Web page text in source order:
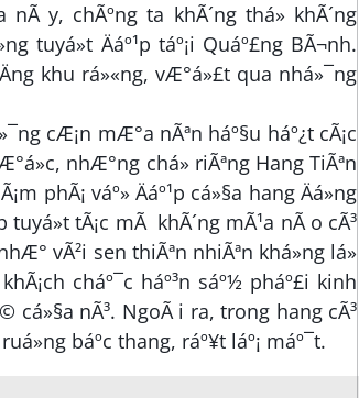
nÃ y, chÃºng ta khÃ´ng thá» khÃ´ng
tuyá»t Äáº¹p táº¡i Quáº£ng BÃ¬nh.
khu rá»«ng, vÆ°á»£t qua nhá»¯ng
cÆ¡n mÆ°a nÃªn háº§u háº¿t cÃ¡c
nhÆ°ng chá» riÃªng Hang TiÃªn
phÃ¡ váº» Äáº¹p cá»§a hang Äá»ng
tuyá»t tÃ¡c mÃ khÃ´ng mÃ¹a nÃ o cÃ³
vÃ²i sen thiÃªn nhiÃªn khá»ng lá»
cháº¯c háº³n sáº½ pháº£i kinh
cá»§a nÃ³. NgoÃ i ra, trong hang cÃ³
báº­c thang, ráº¥t láº¡ máº¯t.